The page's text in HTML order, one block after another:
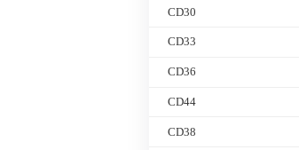
CD30
CD33
CD36
CD44
CD38